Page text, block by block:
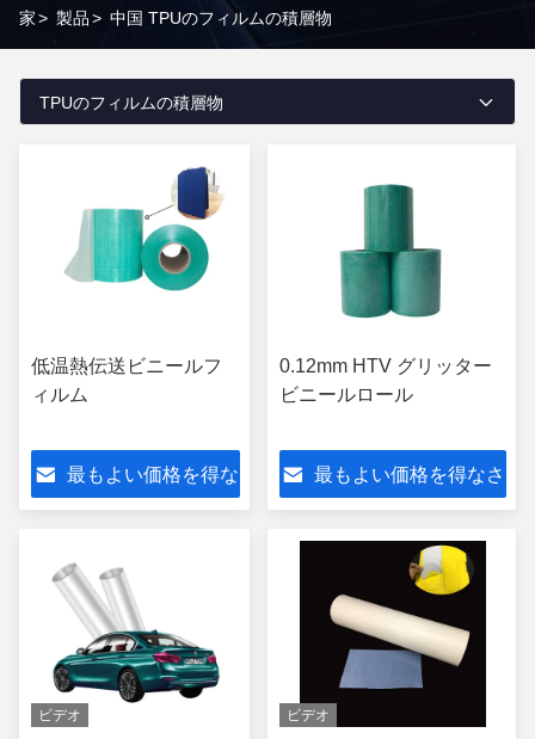
家> 製品> 中国 TPUのフィルムの積層物
TPUのフィルムの積層物
低温熱伝送ビニールフ
ィルム
最もよい価格を得な
0.12mm HTV グリッター
ビニールロール
最もよい価格を得なさ
ビデオ ビデオ